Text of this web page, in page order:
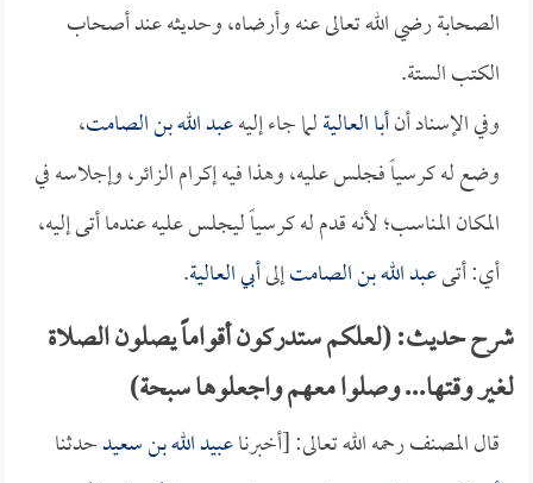
الصحابة رضي الله تعالى عنه وأرضاه، وحديثه عند أصحاب
الكتب الستة.
وفي الإسناد أنأبا العاليةلما جاء إليهعبد الله بن الصامت،
وضع له كرسياً فجلس عليه، وهذا فيه إكرام الزائر، وإجلاسه في
المكان المناسب؛ لأنه قدم له كرسياً ليجلس عليه عندما أتى إليه،
أي: أتىعبد الله بن الصامتإلىأبي العالية.
شرح حديث: (لعلكم ستدركون أقواماً يصلون الصلاة
لغير وقتها... وصلوا معهم واجعلوها سبحة)
قال المصنف رحمه الله تعالى: [أخبرناعبيد الله بن سعيدحدثنا